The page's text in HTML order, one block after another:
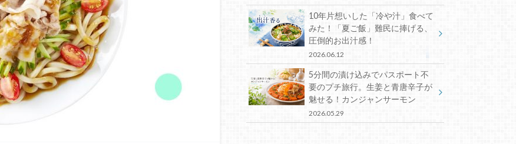
10年片想いした「冷や汁」食べて
みた！「夏ご飯」難民に捧げる、
圧倒的お出汁感！
2026.06.12
5分間の漬け込みでパスポート不
要のプチ旅行。生姜と青唐辛子が
魅せる！カンジャンサーモン
2026.05.29